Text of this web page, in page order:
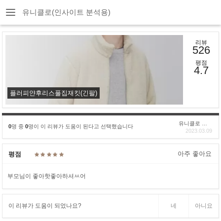
유니클로(인사이트 분석용)
플러피얀후리스풀집재킷(긴팔)
리뷰
526
평점
4.7
0명 중 0명이 이 리뷰가 도움이 된다고 선택했습니다
2023.03.09
평점 아주 좋아요
부모님이 좋아핫좋아하셔ㅆ어
이 리뷰가 도움이 되었나요? 네 아니요